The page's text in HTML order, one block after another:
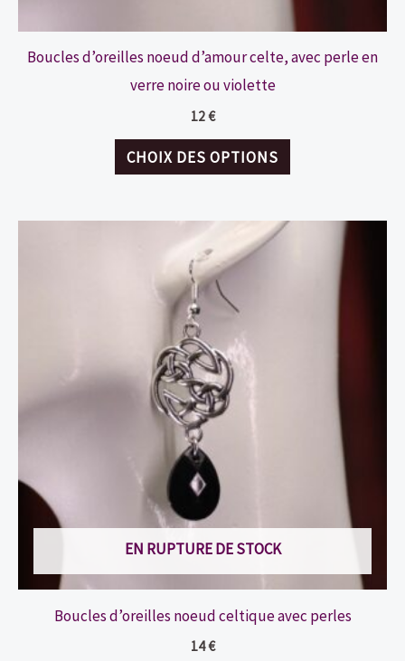
Boucles d’oreilles noeud d’amour celte, avec perle en
verre noire ou violette
12€
CHOIX DES OPTIONS
Ce
produit
plusieurs
variations.
choisies
EN RUPTURE DE STOCK
Boucles d’oreilles noeud celtique avec perles
14€